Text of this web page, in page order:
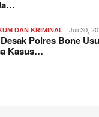
DAN KRIMINAL Juli 30,
Polres Bone
Kasus…